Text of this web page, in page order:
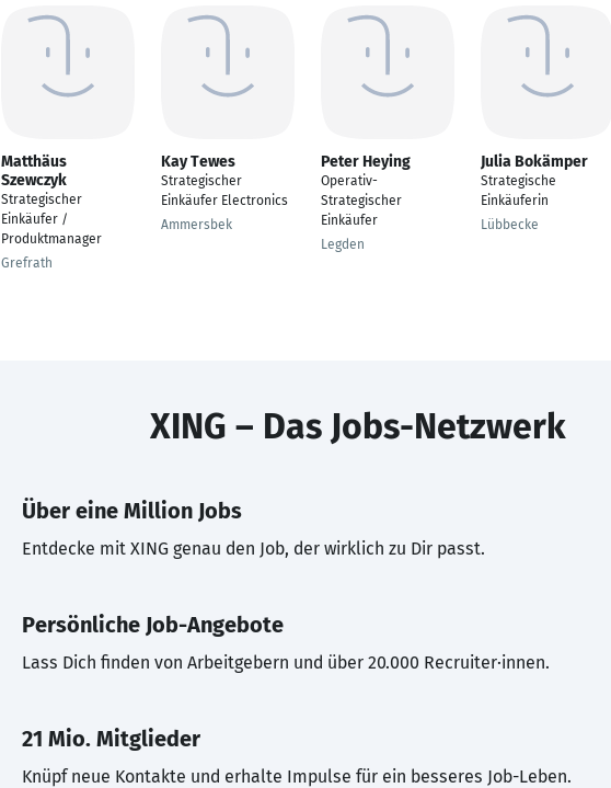
Matthäus
Szewczyk
Strategischer
Einkäufer /
Produktmanager
Grefrath
Kay Tewes
Strategischer
Einkäufer Electronics
Ammersbek
Peter Heying
Operativ-
Strategischer
Einkäufer
Legden
Julia Bokämper
Strategische
Einkäuferin
Lübbecke
XING – Das Jobs-Netzwerk
Über eine Million Jobs
Entdecke mit XING genau den Job, der wirklich zu Dir passt.
Persönliche Job-Angebote
Lass Dich finden von Arbeitgebern und über 20.000 Recruiter·innen.
21 Mio. Mitglieder
Knüpf neue Kontakte und erhalte Impulse für ein besseres Job-Leben.